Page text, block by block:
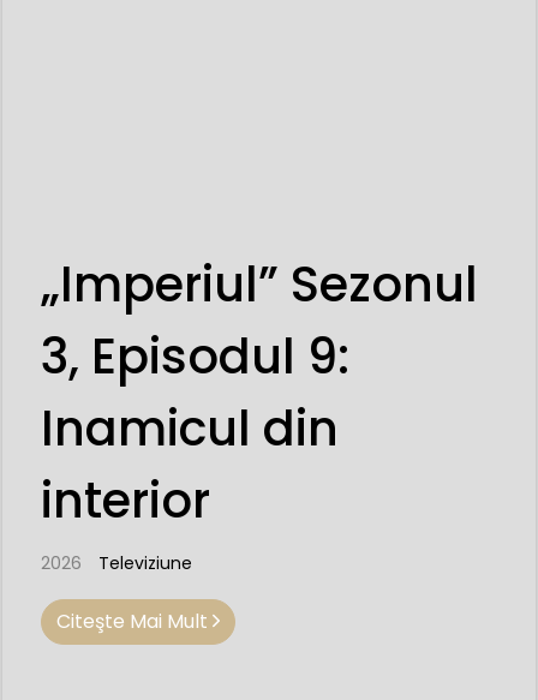
„Imperiul” Sezonul
3, Episodul 9:
Inamicul din
interior
2026 Televiziune
Citeşte Mai Mult